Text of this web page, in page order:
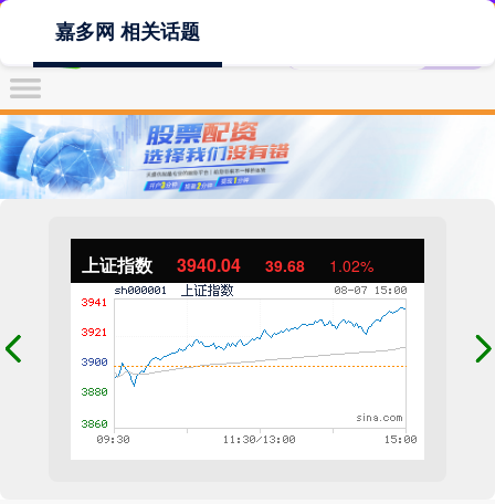
上证指数 3940.04 39.68 1.02%
嘉多网 相关话题